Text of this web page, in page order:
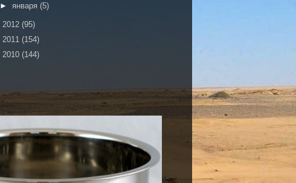
► января (5)
2012 (95)
2011 (154)
2010 (144)